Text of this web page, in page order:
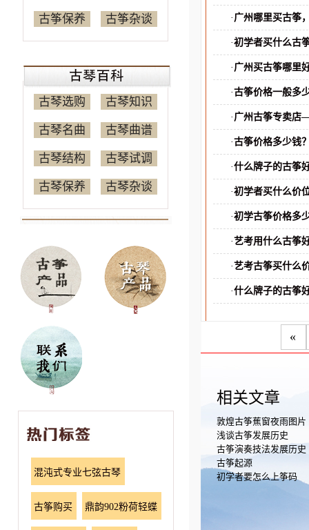
古筝保养 古筝杂谈
古琴选购 古琴知识
古琴名曲 古琴曲谱
古琴结构 古琴试调
古琴保养 古琴杂谈
混沌式专业七弦古琴
古筝购买 鼎韵902粉荷轻蝶
· 广州哪里买古筝
·初学者买什么古
· 广州买古筝哪里
·古筝价格一般多
· 广州古筝专卖店
·古筝价格多少钱
·什么牌子的古筝
·初学者买什么价
·初学古筝价格多
·艺考用什么古筝
·艺考古筝买什么
·什么牌子的古筝
«
相关文章
敦煌古筝蕉窗夜雨图片
浅谈古筝发展历史
古筝演奏技法发展历史
古筝起源
初学者要怎么上筝码